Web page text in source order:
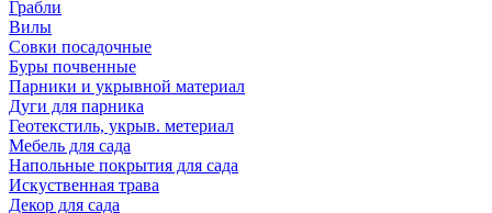
Грабли
Вилы
Совки посадочные
Буры почвенные
Парники и укрывной материал
Дуги для парника
Геотекстиль, укрыв. метериал
Мебель для сада
Напольные покрытия для сада
Искуственная трава
Декор для сада